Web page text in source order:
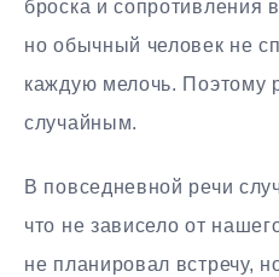
броска и сопротивления
но обычный человек не
каждую мелочь. Поэтому
случайным.
В повседневной речи
что не зависело от
не планировал встречу,